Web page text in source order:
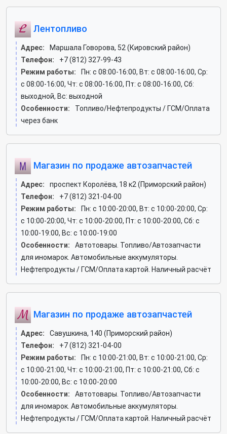
Лентопливо
Адрес:
Маршала Говорова, 52 (Кировский район)
Телефон:
+7 (812) 327-99-43
Режим работы:
Пн: c 08:00-16:00, Вт: c 08:00-16:00, Ср:
c 08:00-16:00, Чт: c 08:00-16:00, Пт: c 08:00-16:00, Сб:
выходной, Вс: выходной
Особенности:
Топливо/Нефтепродукты / ГСМ/Оплата
через банк
Магазин по продаже автозапчастей
Адрес:
проспект Королёва, 18 к2 (Приморский район)
Телефон:
+7 (812) 321-04-00
Режим работы:
Пн: c 10:00-20:00, Вт: c 10:00-20:00, Ср:
c 10:00-20:00, Чт: c 10:00-20:00, Пт: c 10:00-20:00, Сб: c
10:00-19:00, Вс: c 10:00-19:00
Особенности:
Автотовары. Топливо/Автозапчасти
для иномарок. Автомобильные аккумуляторы.
Нефтепродукты / ГСМ/Оплата картой. Наличный расчёт
Магазин по продаже автозапчастей
Адрес:
Савушкина, 140 (Приморский район)
Телефон:
+7 (812) 321-04-00
Режим работы:
Пн: c 10:00-21:00, Вт: c 10:00-21:00, Ср:
c 10:00-21:00, Чт: c 10:00-21:00, Пт: c 10:00-21:00, Сб: c
10:00-20:00, Вс: c 10:00-20:00
Особенности:
Автотовары. Топливо/Автозапчасти
для иномарок. Автомобильные аккумуляторы.
Нефтепродукты / ГСМ/Оплата картой. Наличный расчёт